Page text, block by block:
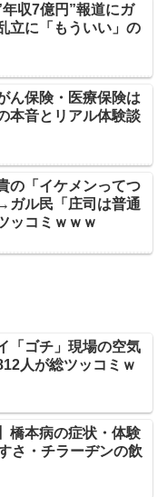
年収7億円”報道にガ
立に「もういい」の
ん保険・医療保険は
本音とリアル体験談
の「イケメンってつ
ガル民「庄司は普通
ッコミｗｗｗ
「ゴチ」現場の空気
人が総ツッコミｗ
橋本病の症状・体験
さ・チラーヂンの飲